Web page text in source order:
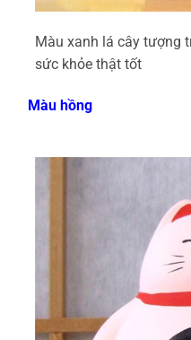
Màu xanh lá cây tượng
sức khỏe thật tốt
Màu hồng